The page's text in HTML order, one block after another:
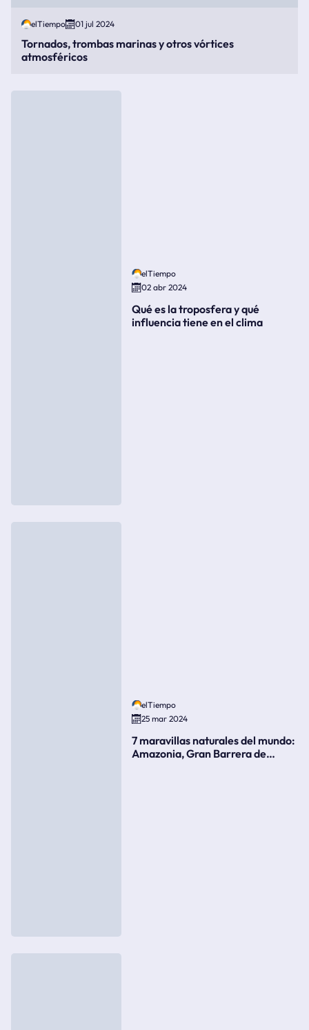
elTiempo 01 jul 2024
Tornados, trombas marinas y otros vórtices
atmosféricos
elTiempo
02 abr 2024
Qué es la troposfera y qué
influencia tiene en el clima
elTiempo
25 mar 2024
7 maravillas naturales del mundo:
Amazonia, Gran Barrera de